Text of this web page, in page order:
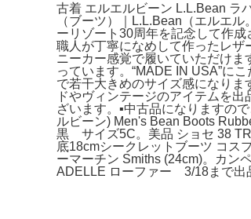
古着 エルエルビーン L.L.Bean ラ
（ブーツ）｜L.L.Bean（エルエ
ーリゾート30周年を記念して作
職人が丁寧になめして作ったレ
ニーカー感覚で履いていただけ
っています。“MADE IN USA”に
で若干大きめのサイズ感になり
ドやヴィンテージのアイテムを
ざいます。▪️中古品になりますの
ルビーン) Men's Bean Boots
黒 サイズ5C。美品 ショセ 38
底18cmシークレットブーツ コス
ーマーチン Smiths (24cm)。カ
ADELLE ローファー 3/18まで出